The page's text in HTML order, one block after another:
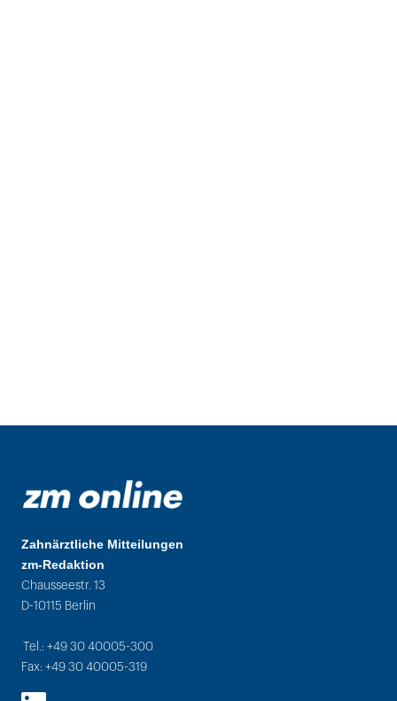
Zahnärztliche Mitteilungen
zm-Redaktion
Chausseestr. 13
D-10115 Berlin
Tel.: +49 30 40005-300
Fax: +49 30 40005-319